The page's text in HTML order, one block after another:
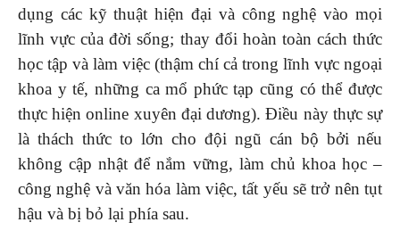
dụng các kỹ thuật hiện đại và công nghệ vào mọi
lĩnh vực của đời sống; thay đổi hoàn toàn cách thức
học tập và làm việc (thậm chí cả trong lĩnh vực ngoại
khoa y tế, những ca mổ phức tạp cũng có thể được
thực hiện online xuyên đại dương). Điều này thực sự
là thách thức to lớn cho đội ngũ cán bộ bởi nếu
không cập nhật để nắm vững, làm chủ khoa học –
công nghệ và văn hóa làm việc, tất yếu sẽ trở nên tụt
hậu và bị bỏ lại phía sau.